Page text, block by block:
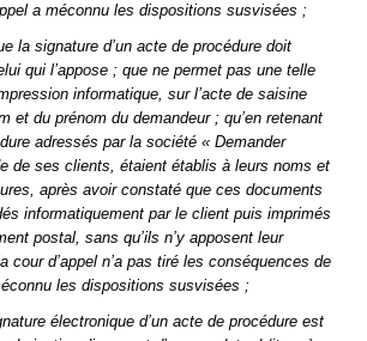
a méconnu les dispositions susvisées ;
la signature d’un acte de procédure doit
qui l’appose ; que ne permet pas une telle
informatique, sur l’acte de saisine
et du prénom du demandeur ; qu’en retenant
adressés par la société « Demander
de ses clients, étaient établis à leurs noms et
après avoir constaté que ces documents
informatiquement par le client puis imprimés
postal, sans qu’ils n’y apposent leur
cour d’appel n’a pas tiré les conséquences de
les dispositions susvisées ;
électronique d’un acte de procédure est